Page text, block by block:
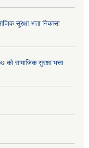
सुरक्षा भत्ता निकासा
सामाजिक सुरक्षा भत्ता